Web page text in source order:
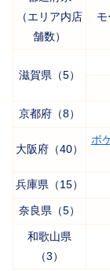
（エリア内店
舗数）
滋賀県（5）
京都府（8）
大阪府（40）
ポ
兵庫県（15）
奈良県（5）
和歌山県
（3）